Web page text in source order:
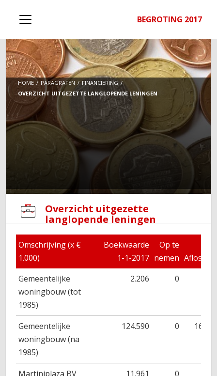
BEGROTING 2017
HOME PARAGRAFEN
FINANCIERING
OVERZICHT UITGEZETTE LANGLOPENDE LENINGEN
Overzicht uitgezette
langlopende leningen
Omschrijving (x €
1.000)
Boekwaarde
1-1-2017
Op te
nemen
Gemeentelijke
woningbouw (tot
1985)
2.206 0
Gemeentelijke
woningbouw (na
1985)
124.590 0
Martiniplaza BV 11.961 0